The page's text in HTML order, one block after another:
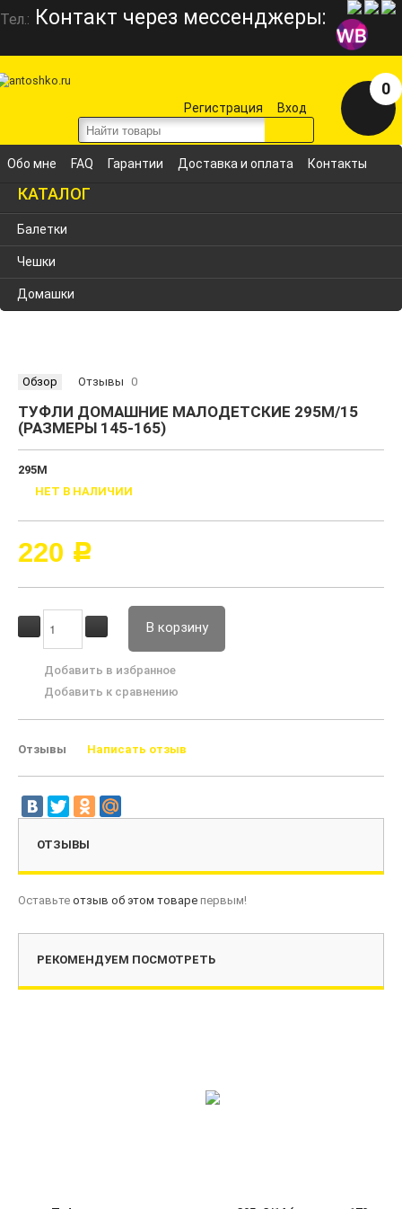
Тел.: Контакт через мессенджеры:
0
Вход
Регистрация
Обо мне FAQ Гарантии Доставка и оплата Контакты
КАТАЛОГ
Балетки
Чешки
Домашки
Обзор Отзывы 0
ТУФЛИ ДОМАШНИЕ МАЛОДЕТСКИЕ 295М/15
(РАЗМЕРЫ 145-165)
295М
НЕТ В НАЛИЧИИ
220 Р
В корзину
Добавить в избранное
Добавить к сравнению
Отзывы Написать отзыв
ОТЗЫВЫ
Оставьте отзыв об этом товаре первым!
РЕКОМЕНДУЕМ ПОСМОТРЕТЬ